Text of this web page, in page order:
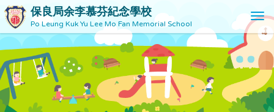
保良局余李慕芬紀念學校
Po Leung Kuk Yu Lee Mo Fan Memorial School
T
o
g
l
e